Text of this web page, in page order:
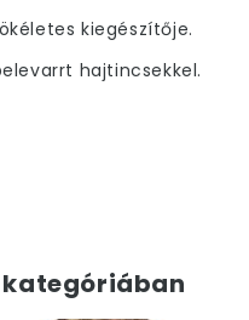
kiegészítője.
hajtincsekkel.